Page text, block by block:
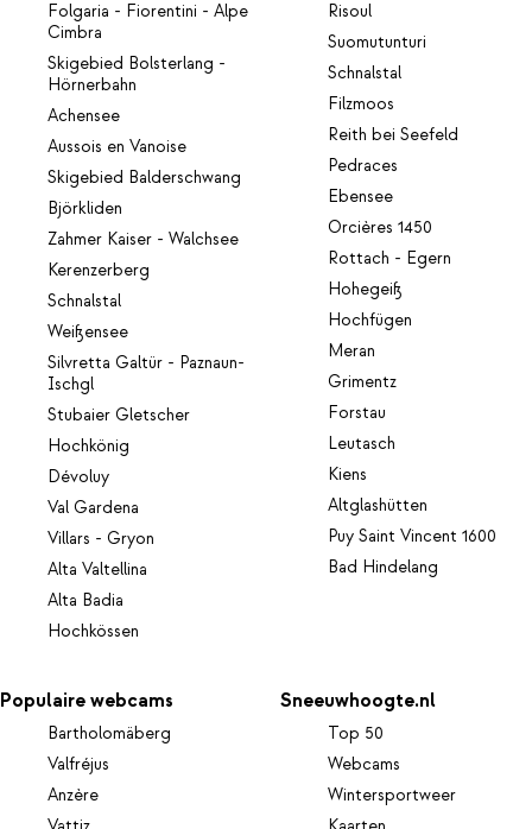
Folgaria - Fiorentini - Alpe
Cimbra
Skigebied Bolsterlang -
Hörnerbahn
Achensee
Aussois en Vanoise
Skigebied Balderschwang
Björkliden
Zahmer Kaiser - Walchsee
Kerenzerberg
Schnalstal
Weißensee
Silvretta Galtür - Paznaun-
Ischgl
Stubaier Gletscher
Hochkönig
Dévoluy
Val Gardena
Villars - Gryon
Alta Valtellina
Alta Badia
Hochkössen
Risoul
Suomutunturi
Schnalstal
Filzmoos
Reith bei Seefeld
Pedraces
Ebensee
Orcières 1450
Rottach - Egern
Hohegeiß
Hochfügen
Meran
Grimentz
Forstau
Leutasch
Kiens
Altglashütten
Puy Saint Vincent 1600
Bad Hindelang
Populaire webcams
Bartholomäberg
Valfréjus
Anzère
Sneeuwhoogte.nl
Top 50
Webcams
Wintersportweer